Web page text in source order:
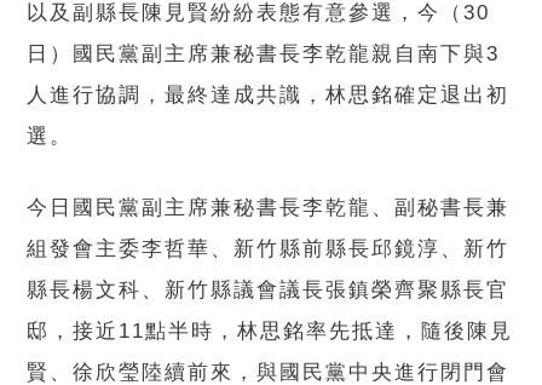
以及副縣長陳見賢紛紛表態有意參選，今（30
日）國民黨副主席兼秘書長李乾龍親自南下與3
人進行協調，最終達成共識，林思銘確定退出初
選。
今日國民黨副主席兼秘書長李乾龍、副秘書長兼
組發會主委李哲華、新竹縣前縣長邱鏡淳、新竹
縣長楊文科、新竹縣議會議長張鎮榮齊聚縣長官
邸，接近11點半時，林思銘率先抵達，隨後陳見
賢、徐欣瑩陸續前來，與國民黨中央進行閉門會